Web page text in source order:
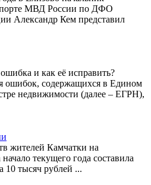
МВД России по ДФО
Александр Кем представил
и как её исправить?
ошибок, содержащихся в Едином
недвижимости (далее – ЕГРН),
жителей Камчатки на
текущего года составила
10 тысяч рублей ...